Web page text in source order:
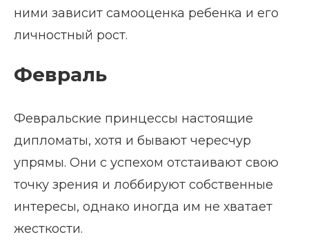
ними зависит самооценка ребенка и его
личностный рост.
Февраль
Февральские принцессы настоящие
дипломаты, хотя и бывают чересчур
упрямы. Они с успехом отстаивают свою
точку зрения и лоббируют собственные
интересы, однако иногда им не хватает
жесткости.